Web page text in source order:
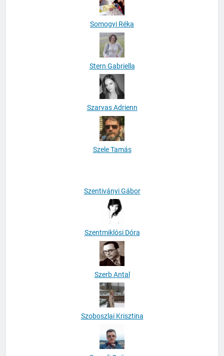
Somogyi Réka
Stern Gabriella
Szarvas Adrienn
Szele Tamás
Szentiványi Gábor
Szentmiklósi Dóra
Szerb Antal
Szoboszlai Krisztina